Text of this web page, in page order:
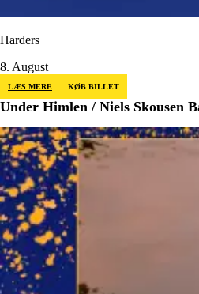
Harders
8. August
LÆS MERE KØB BILLET
Under Himlen / Niels Skousen